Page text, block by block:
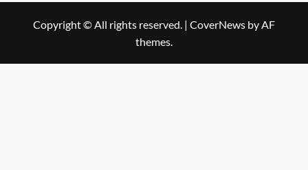
Copyright © All rights reserved. | CoverNews by AF
themes.